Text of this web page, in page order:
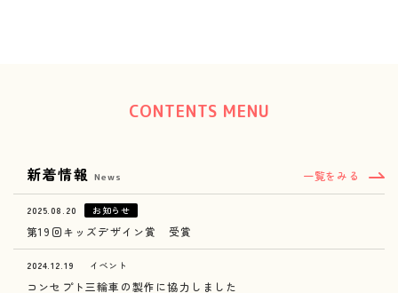
CONTENTS MENU
新着情報 News 一覧をみる
2025.08.20 お知らせ
第19回キッズデザイン賞 受賞
2024.12.19 イベント
コンセプト三輪車の製作に協力しました